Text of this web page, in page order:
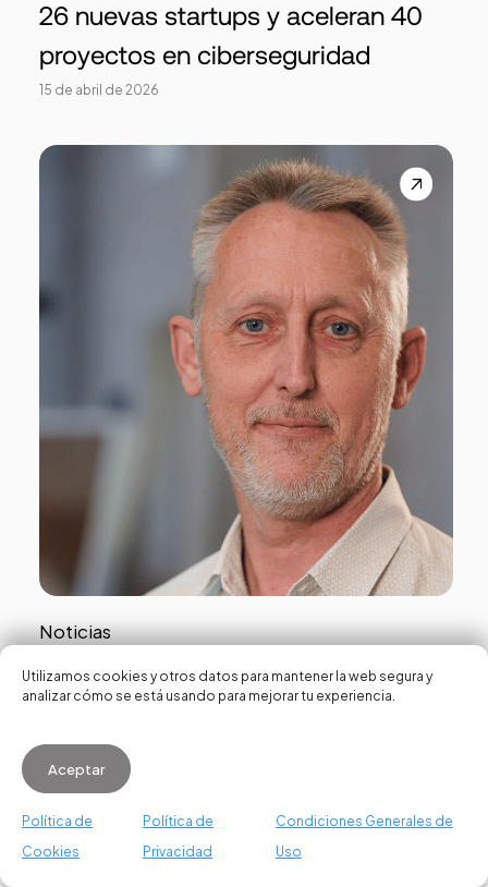
Utilizamos cookies y otros datos para mantener la web segura y
analizar cómo se está usando para mejorar tu experiencia.
Aceptar
Política de
Cookies
Política de
Privacidad
Condiciones Generales de
Uso
26 nuevas startups y aceleran 40
proyectos en ciberseguridad
15 de abril de 2026
Noticias
VDS reconoce a David Rosa con el
Premio Honorífico Ciudad de
Valencia por su papel clave en la
transformación innovadora de la
ciudad
8 de abril de 2026
WhatsApp us